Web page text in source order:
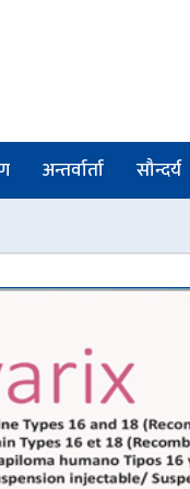
अन्तर्वार्ता सौन्दर्य